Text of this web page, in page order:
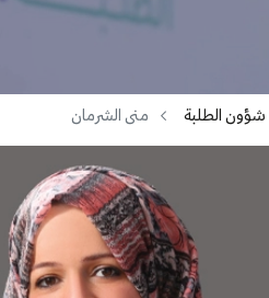
شؤون الطلبة منى الشرمان